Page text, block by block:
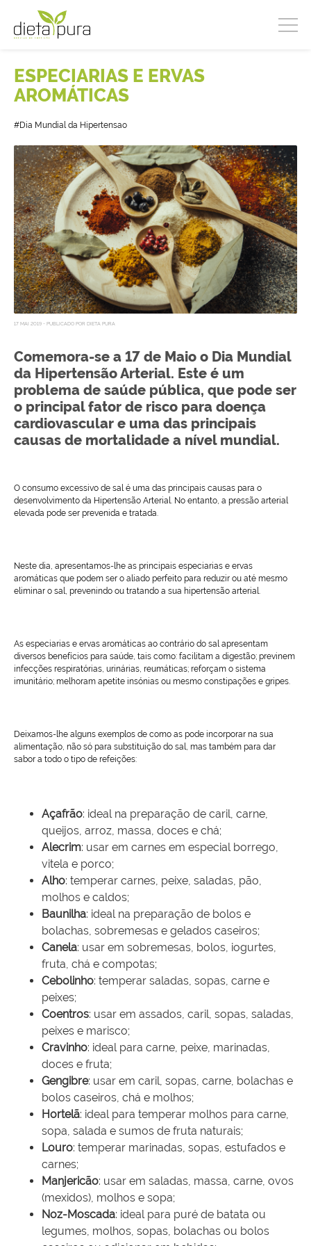
ESPECIARIAS E ERVAS
AROMÁTICAS
#Dia Mundial da Hipertensao
17 MAI 2019 - PUBLICADO POR DIETA PURA
Comemora-se a 17 de Maio o Dia Mundial
da Hipertensão Arterial. Este é um
problema de saúde pública, que pode ser
o principal fator de risco para doença
cardiovascular e uma das principais
causas de mortalidade a nível mundial.
O consumo excessivo de sal é uma das principais causas para o
desenvolvimento da Hipertensão Arterial. No entanto, a pressão arterial
elevada pode ser prevenida e tratada.
Neste dia, apresentamos-lhe as principais especiarias e ervas
aromáticas que podem ser o aliado perfeito para reduzir ou até mesmo
eliminar o sal, prevenindo ou tratando a sua hipertensão arterial.
As especiarias e ervas aromáticas ao contrário do sal apresentam
diversos benefícios para saúde, tais como: facilitam a digestão; previnem
infecções respiratórias, urinárias, reumáticas; reforçam o sistema
imunitário; melhoram apetite insónias ou mesmo constipações e gripes.
Deixamos-lhe alguns exemplos de como as pode incorporar na sua
alimentação, não só para substituição do sal, mas também para dar
sabor a todo o tipo de refeições:
Açafrão: ideal na preparação de caril, carne,
queijos, arroz, massa, doces e chá;
Alecrim: usar em carnes em especial borrego,
vitela e porco;
Alho: temperar carnes, peixe, saladas, pão,
molhos e caldos;
Baunilha: ideal na preparação de bolos e
bolachas, sobremesas e gelados caseiros;
Canela: usar em sobremesas, bolos, iogurtes,
fruta, chá e compotas;
Cebolinho: temperar saladas, sopas, carne e
peixes;
Coentros: usar em assados, caril, sopas, saladas,
peixes e marisco;
Cravinho: ideal para carne, peixe, marinadas,
doces e fruta;
Gengibre: usar em caril, sopas, carne, bolachas e
bolos caseiros, chá e molhos;
Hortelã: ideal para temperar molhos para carne,
sopa, salada e sumos de fruta naturais;
Louro: temperar marinadas, sopas, estufados e
carnes;
Manjericão: usar em saladas, massa, carne, ovos
(mexidos), molhos e sopa;
Noz-Moscada: ideal para puré de batata ou
legumes, molhos, sopas, bolachas ou bolos